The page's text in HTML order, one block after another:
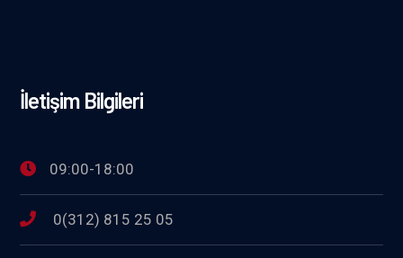
İletişim Bilgileri
09:00-18:00
0(312) 815 25 05